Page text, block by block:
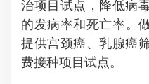
治项目试点，降低病
的发病率和死亡率。
提供宫颈癌、乳腺癌
费接种项目试点。